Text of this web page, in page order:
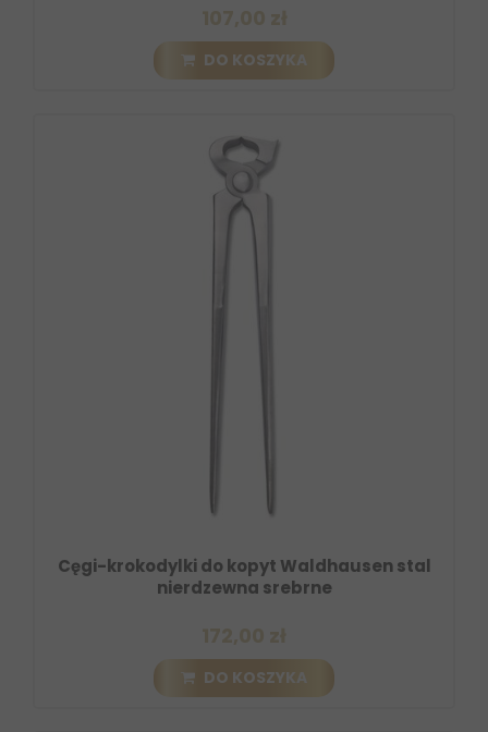
DO KOSZYKA
Cęgi-krokodylki do kopyt Waldhausen stal
nierdzewna srebrne
DO KOSZYKA